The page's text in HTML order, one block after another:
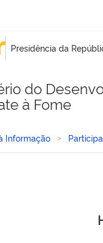
de navegação
do
à Fome
Informação